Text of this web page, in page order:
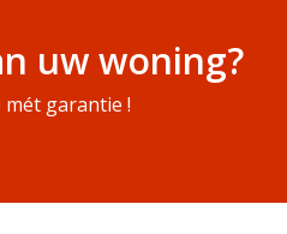
uw woning?
garantie !